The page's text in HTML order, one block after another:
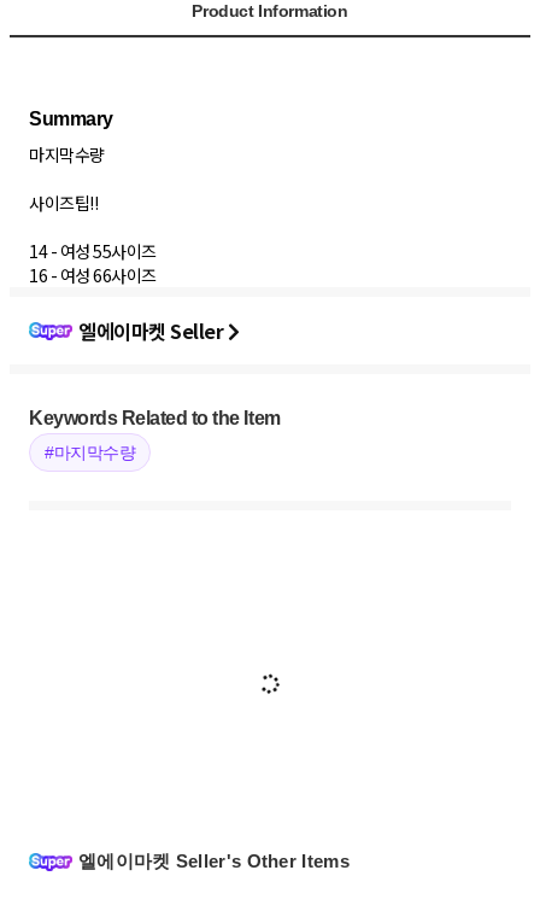
Product Information
Summary
마지막수량
사이즈팁!!
14 - 여성 55사이즈
16 - 여성 66사이즈
엘에이마켓 Seller
Keywords Related to the Item
#마지막수량
엘에이마켓 Seller's Other Items